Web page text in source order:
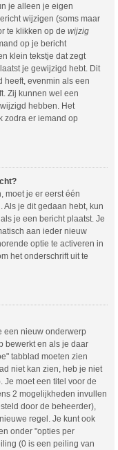
je alleen je eigen
wijzigen (soms maar
te klikken op de wijzig
op je bericht
klein tekstje dat zegt
je gewijzigd hebt. Dit
heeft, evenmin als een
Zij kunnen wel een
hebben. Het
zodra er iemand op
moet je er eerst één
Als je dit gedaan hebt, kun
je een bericht plaatst. Je
aan ieder nieuw
optie te activeren in
het onderschrift uit te
een nieuw onderwerp
bewerkt en als je daar
tabblad moeten zien
niet kan zien, heb je niet
Je moet een titel voor de
2 mogelijkheden invullen
door de beheerder),
regel. Je kunt ook
onder "opties per
(0 is een peiling van